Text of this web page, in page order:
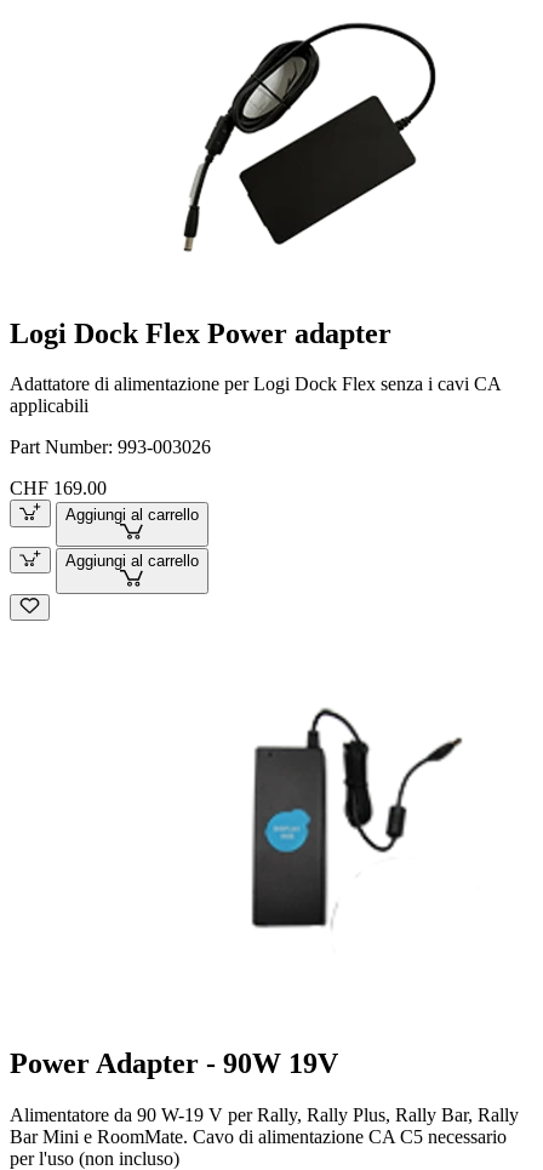
Logi Dock Flex Power adapter
Adattatore di alimentazione per Logi Dock Flex senza i cavi CA
applicabili
Part Number: 993-003026
CHF 169.00
Aggiungi al carrello
Aggiungi al carrello
Power Adapter - 90W 19V
Alimentatore da 90 W-19 V per Rally, Rally Plus, Rally Bar, Rally
Bar Mini e RoomMate. Cavo di alimentazione CA C5 necessario
per l'uso (non incluso)